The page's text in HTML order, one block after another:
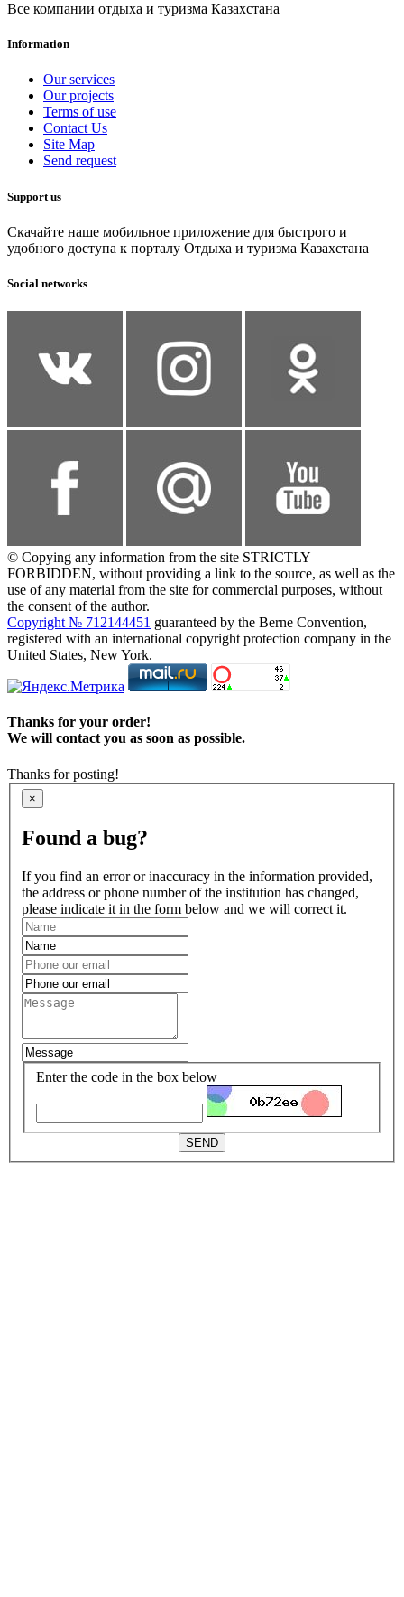
Все компании отдыха и туризма Казахстана
Information
Our services
Our projects
Terms of use
Contact Us
Site Map
Send request
Support us
Скачайте наше мобильное приложение для быстрого и
удобного доступа к порталу Отдыха и туризма Казахстана
Social networks
© Copying any information from the site STRICTLY
FORBIDDEN, without providing a link to the source, as well as the
use of any material from the site for commercial purposes, without
the consent of the author.
Copyright № 712144451 guaranteed by the Berne Convention,
registered with an international copyright protection company in the
United States, New York.
Thanks for your order!
We will contact you as soon as possible.
Thanks for posting!
×
Found a bug?
If you find an error or inaccuracy in the information provided,
the address or phone number of the institution has changed,
please indicate it in the form below and we will correct it.
Enter the code in the box below
SEND